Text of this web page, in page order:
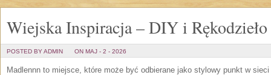
Wiejska Inspiracja – DIY i Rękodzieło
POSTED BY ADMIN ON MAJ - 2 - 2026
Madlennn to miejsce, które może być odbierane jako stylowy punkt w